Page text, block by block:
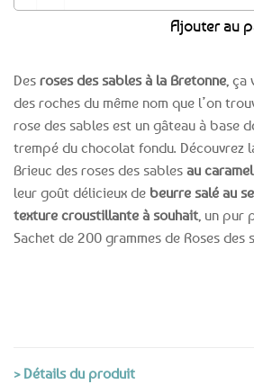
Des roses des sables à la Bretonne ,
des roches du même nom que l’on
rose des sables est un gâteau à base
trempé du chocolat fondu. Découvrez
Brieuc des roses des sables au
leur goût délicieux de beurre salé au
texture croustillante à souhait , un
Sachet de 200 grammes de Roses des
Ajouter au
> Détails du produit